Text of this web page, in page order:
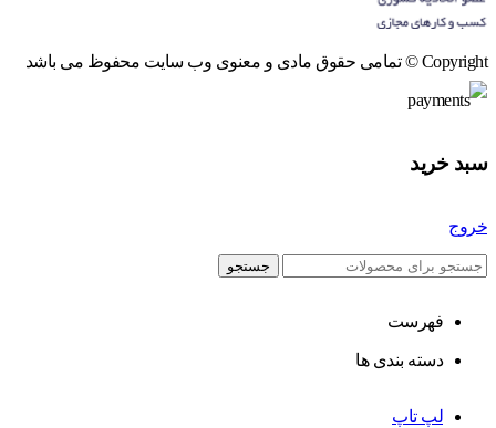
Copyright © تمامی حقوق مادی و معنوی وب سایت محفوظ می باشد
سبد خرید
خروج
جستجو
فهرست
دسته بندی ها
لپ تاپ